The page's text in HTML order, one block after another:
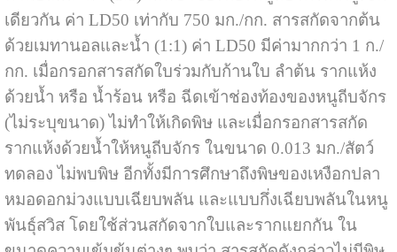
เดียวกัน ค่า LD50 เท่ากับ 750 มก./กก. สารสกัดจากต้น
ด้วยเมทานอลและน้ำ (1:1) ค่า LD50 มีค่ามากกว่า 1 ก./
กก. เมื่อกรอกสารสกัดใบร่วมกับก้านใบ ลำต้น รากแห้ง
ด้วยน้ำ หรือ น้ำร้อน หรือ ฉีดเข้าช่องท้องของหนูถีบจักร
(ไม่ระบุขนาด) ไม่ทำให้เกิดพิษ และเมื่อกรอกสารสกัด
รากแห้งด้วยน้ำให้หนูถีบจักร ในขนาด 0.013 มก./สัตว์
ทดลอง ไม่พบพิษ อีกทั้งมีการศึกษาถึงพิษของเหงือกปลา
หมอดอกม่วงแบบเฉียบพลัน และแบบกึ่งเฉียบพลันในหนู
พันธุ์สวิส โดยใช้ส่วนสกัดจากใบและรากแยกกัน ใน